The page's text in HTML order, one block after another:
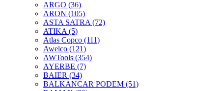
ARGO (36)
ARON (105)
ASTA SATRA (72)
ATIKA (5)
Atlas Copco (111)
Awelco (121)
AWTools (354)
AYERBE (7)
BAIER (34)
BALKANCAR PODEM (51)